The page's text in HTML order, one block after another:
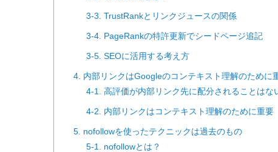
3-3. TrustRankとリンクジュースの関係
3-4. PageRankの特許更新でシードページ追記
3-5. SEOに活用する考え方
4. 内部リンクはGoogleのコンテキスト理解のために
4-1. 高評価が内部リンク先に配分されることはな
4-2. 内部リンクはコンテキスト理解のために重要
5. nofollowを使ったテクニックは過去のもの
5-1. nofollowとは？